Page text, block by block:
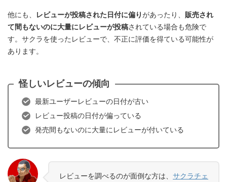
他にも、 レビューが投稿された日付に偏りがあったり、
販売され
て間もないのに大量にレビューが投稿されている場合も危険で
す。サクラを使ったレビューで、不正に評価を得ている可能性が
あります。
怪しいレビューの傾向
最新ユーザーレビューの日付が古い
レビュー投稿の日付が偏っている
発売間もないのに大量にレビューが付いている
レビューを調べるのが面倒な方は、 サクラチェ